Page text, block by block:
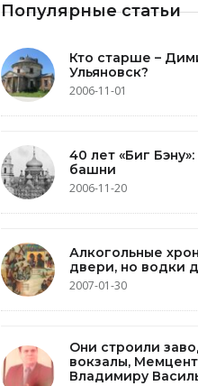
Популярные статьи
Кто старше –
Ульяновск?
2006-11-01
40 лет «Биг
башни
2006-11-20
Алкогольные
двери, но водки
2007-01-30
Они строили
вокзалы,
Владимиру